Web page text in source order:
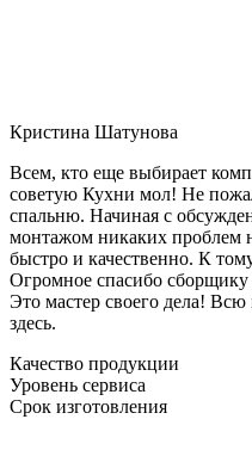
Кристина Шатунова
Всем, кто еще выбирает
советую Кухни мол! Не
спальню. Начиная с
монтажом никаких проблем
быстро и качественно. К
Огромное спасибо сборщику
Это мастер своего дела! Всю
здесь.
Качество продукции
Уровень сервиса
Срок изготовления